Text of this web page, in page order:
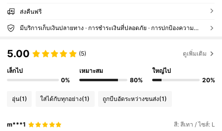
ส่งคืนฟรี
มีบริการเก็บเงินปลายทาง · การชำระเงินที่ปลอดภัย · การปกป้องความเป็นส่วนตัว
5.00 (5) ดูเพิ่มเติม
เล็กไป
0%
เหมาะสม
80%
ใหญ่ไป
20%
อุ่น(1) ใส่ได้กับทุกอย่าง(1) ถูกบีบอัดระหว่างขนส่ง(1)
m***1 สี: สีเทา / ไซส์: L